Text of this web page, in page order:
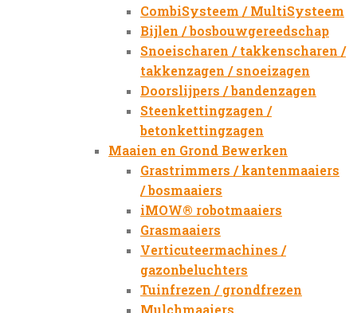
CombiSysteem / MultiSysteem
Bijlen / bosbouwgereedschap
Snoeischaren / takkenscharen /
takkenzagen / snoeizagen
Doorslijpers / bandenzagen
Steenkettingzagen /
betonkettingzagen
Maaien en Grond Bewerken
Grastrimmers / kantenmaaiers
/ bosmaaiers
iMOW® robotmaaiers
Grasmaaiers
Verticuteermachines /
gazonbeluchters
Tuinfrezen / grondfrezen
Mulchmaaiers